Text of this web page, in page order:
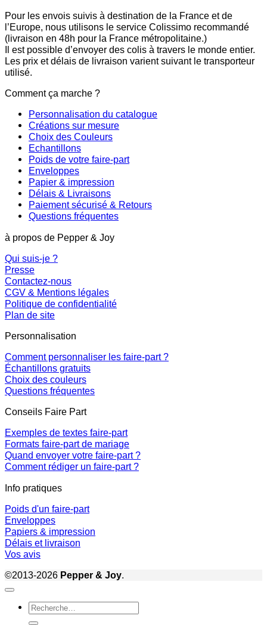
Pour les envois suivis à destination de la France et de
l’Europe, nous utilisons le service Colissimo recommandé
(livraison en 48h pour la France métropolitaine.)
Il est possible d’envoyer des colis à travers le monde entier.
Les prix et délais de livraison varient suivant le transporteur
utilisé.
Comment ça marche ?
Personnalisation du catalogue
Créations sur mesure
Choix des Couleurs
Echantillons
Poids de votre faire-part
Enveloppes
Papier & impression
Délais & Livraisons
Paiement sécurisé & Retours
Questions fréquentes
à propos de Pepper & Joy
Qui suis-je ?
Presse
Contactez-nous
CGV & Mentions légales
Politique de confidentialité
Plan de site
Personnalisation
Comment personnaliser les faire-part ?
Échantillons gratuits
Choix des couleurs
Questions fréquentes
Conseils Faire Part
Exemples de textes faire-part
Formats faire-part de mariage
Quand envoyer votre faire-part ?
Comment rédiger un faire-part ?
Info pratiques
Poids d'un faire-part
Enveloppes
Papiers & impression
Délais et livraison
Vos avis
©2013-2026 Pepper & Joy.
Recherche
pour :